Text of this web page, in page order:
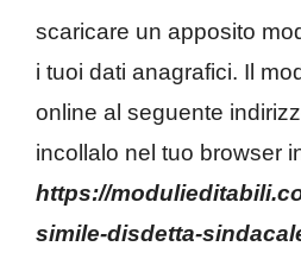
scaricare un apposito
i tuoi dati anagrafici. Il
online al seguente
incollalo nel tuo browser
https://
simile-disdetta-